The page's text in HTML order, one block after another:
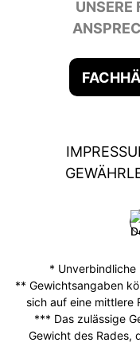
UNSERE
* Unverbindliche
** Gewichtsangaben
sich auf eine mittlere
*** Das zulässige
Gewicht des Rades,